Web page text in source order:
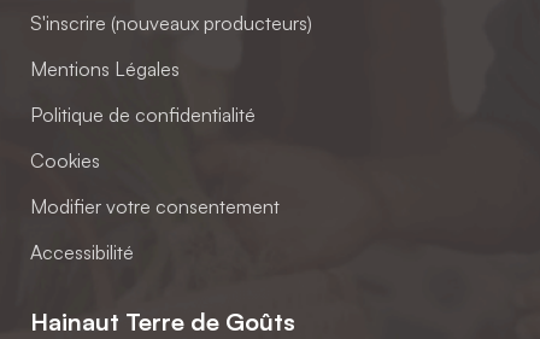
S'inscrire (nouveaux producteurs)
Mentions Légales
Politique de confidentialité
Cookies
Modifier votre consentement
Accessibilité
Hainaut Terre de Goûts